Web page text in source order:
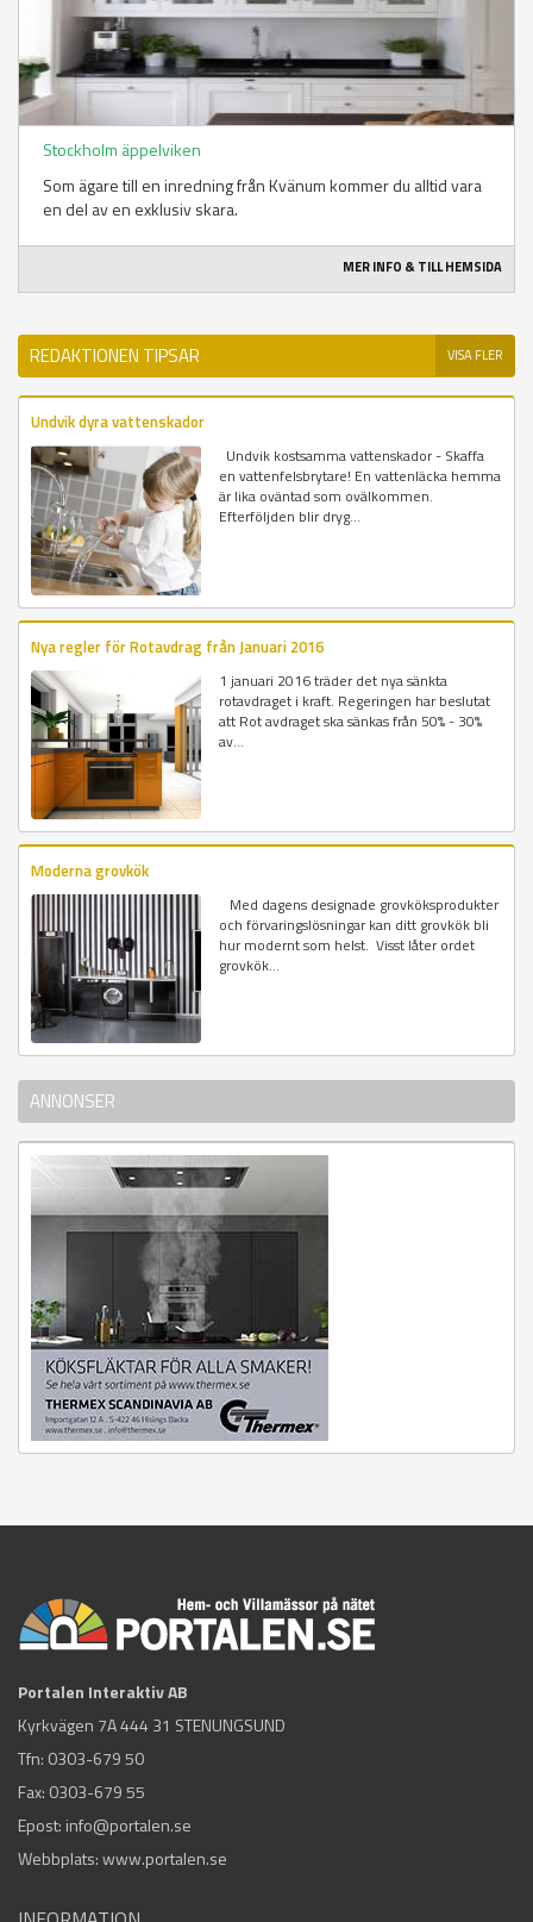
Stockholm äppelviken
Som ägare till en inredning från Kvänum kommer du alltid vara
en del av en exklusiv skara.
MER INFO & TILL HEMSIDA
REDAKTIONEN TIPSAR VISA FLER
Undvik dyra vattenskador
Undvik kostsamma vattenskador - Skaffa
en vattenfelsbrytare! En vattenläcka hemma
är lika oväntad som ovälkommen.
Efterföljden blir dryg...
Nya regler för Rotavdrag från Januari 2016
1 januari 2016 träder det nya sänkta
rotavdraget i kraft. Regeringen har beslutat
att Rot avdraget ska sänkas från 50% - 30%
av...
Moderna grovkök
Med dagens designade grovköksprodukter
och förvaringslösningar kan ditt grovkök bli
hur modernt som helst. Visst låter ordet
grovkök...
ANNONSER
Portalen Interaktiv AB
Kyrkvägen 7A 444 31 STENUNGSUND
Tfn: 0303-679 50
Fax: 0303-679 55
Epost: info@portalen.se
Webbplats: www.portalen.se